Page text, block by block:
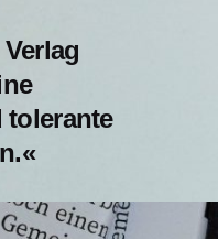
tolerante